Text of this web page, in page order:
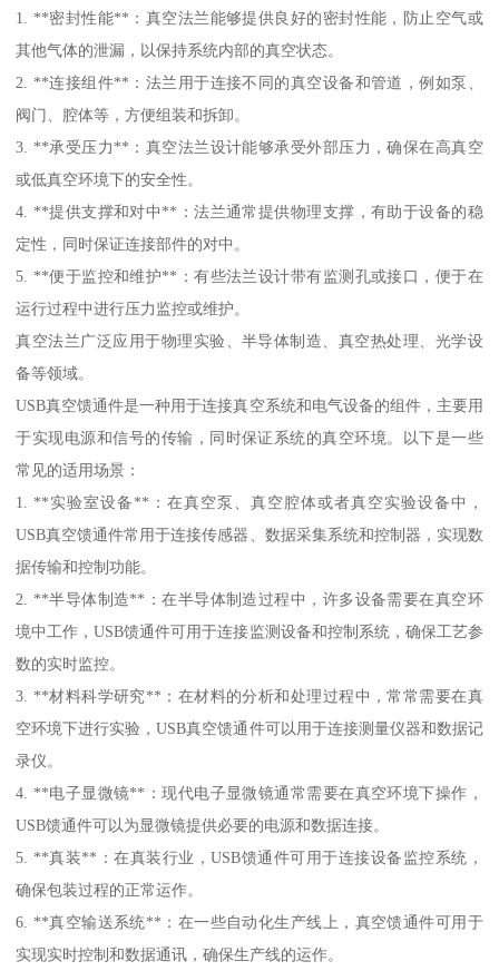
1. **密封性能**：真空法兰能够提供良好的密封性能，防止空气或
其他气体的泄漏，以保持系统内部的真空状态。
2. **连接组件**：法兰用于连接不同的真空设备和管道，例如泵、
阀门、腔体等，方便组装和拆卸。
3. **承受压力**：真空法兰设计能够承受外部压力，确保在高真空
或低真空环境下的安全性。
4. **提供支撑和对中**：法兰通常提供物理支撑，有助于设备的稳
定性，同时保证连接部件的对中。
5. **便于监控和维护**：有些法兰设计带有监测孔或接口，便于在
运行过程中进行压力监控或维护。
真空法兰广泛应用于物理实验、半导体制造、真空热处理、光学设
备等领域。
USB真空馈通件是一种用于连接真空系统和电气设备的组件，主要用
于实现电源和信号的传输，同时保证系统的真空环境。以下是一些
常见的适用场景：
1. **实验室设备**：在真空泵、真空腔体或者真空实验设备中，
USB真空馈通件常用于连接传感器、数据采集系统和控制器，实现数
据传输和控制功能。
2. **半导体制造**：在半导体制造过程中，许多设备需要在真空环
境中工作，USB馈通件可用于连接监测设备和控制系统，确保工艺参
数的实时监控。
3. **材料科学研究**：在材料的分析和处理过程中，常常需要在真
空环境下进行实验，USB真空馈通件可以用于连接测量仪器和数据记
录仪。
4. **电子显微镜**：现代电子显微镜通常需要在真空环境下操作，
USB馈通件可以为显微镜提供必要的电源和数据连接。
5. **真装**：在真装行业，USB馈通件可用于连接设备监控系统，
确保包装过程的正常运作。
6. **真空输送系统**：在一些自动化生产线上，真空馈通件可用于
实现实时控制和数据通讯，确保生产线的运作。